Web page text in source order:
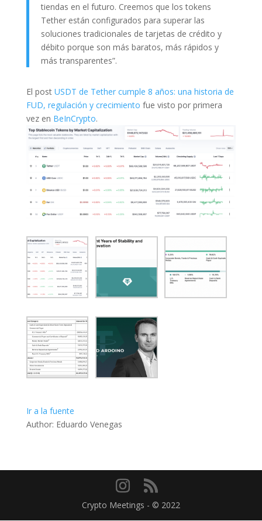
tiendas en el futuro. Creemos que los tokens
Tether están configurados para superar las
soluciones tradicionales de tarjetas de crédito y
débito porque son más baratos, más rápidos y
más transparentes”.
El post USDT de Tether cumple 8 años: una historia de
FUD, regulación y crecimiento fue visto por primera
vez en BeInCrypto.
Ir a la fuente
Author: Eduardo Venegas
Crypto Meetings - © 2022